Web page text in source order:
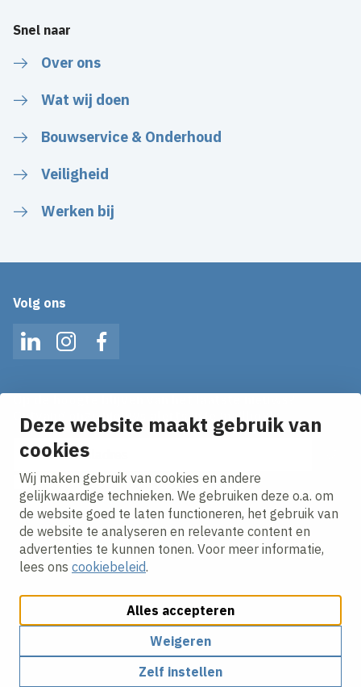
Deze website maakt gebruik van
cookies
Wij maken gebruik van cookies en andere
gelijkwaardige technieken. We gebruiken deze o.a. om
de website goed te laten functioneren, het gebruik van
de website te analyseren en relevante content en
advertenties te kunnen tonen. Voor meer informatie,
lees ons cookiebeleid.
Alles accepteren
Weigeren
Zelf instellen
Snel naar
Over ons
Wat wij doen
Bouwservice & Onderhoud
Veiligheid
Werken bij
Volg ons
LinkedInInstagramFacebook
Ontvang onze nieuws alerts in je mailbox!
E-mailadres
Ik ga akkoord met hetprivacy statement.
Cookies aanpassenCookiebeleidPrivacy policy
Algemene inkoopvoorwaarden